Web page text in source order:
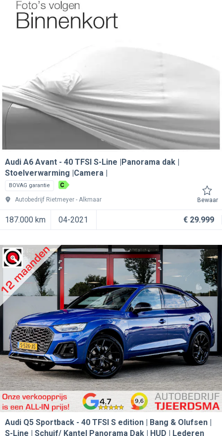
Audi A6 Avant
40 TFSI S-Line |Panorama dak |
Stoelverwarming |Camera |
BOVAG garantie C
Autobedrijf Rietmeyer Alkmaar Bewaar
187.000 km 04-2021 € 29.999
Audi Q5 Sportback
40 TFSI S edition | Bang & Olufsen |
S-Line | Schuif/ Kantel Panorama Dak | HUD | Lederen